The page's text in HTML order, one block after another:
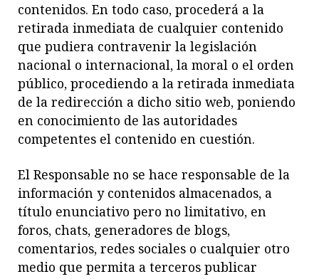
contenidos. En todo caso, procederá a la
retirada inmediata de cualquier contenido
que pudiera contravenir la legislación
nacional o internacional, la moral o el orden
público, procediendo a la retirada inmediata
de la redirección a dicho sitio web, poniendo
en conocimiento de las autoridades
competentes el contenido en cuestión.
El Responsable no se hace responsable de la
información y contenidos almacenados, a
título enunciativo pero no limitativo, en
foros, chats, generadores de blogs,
comentarios, redes sociales o cualquier otro
medio que permita a terceros publicar